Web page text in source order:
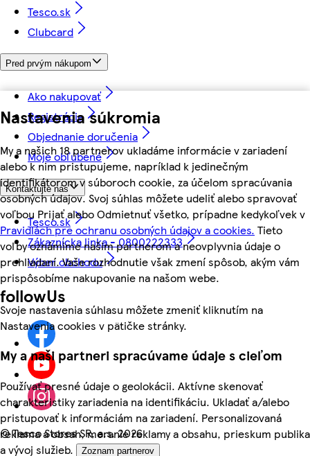
Nastavenia súkromia
My a našich 18 partnerov ukladáme informácie v zariadení
alebo k nim pristupujeme, napríklad k jedinečným
identifikátorom v súboroch cookie, za účelom spracúvania
osobných údajov. Svoj súhlas môžete udeliť alebo spravovať
voľbou Prijať alebo Odmietnuť všetko, prípadne kedykoľvek v
Pravidlách pre ochranu osobných údajov a cookies. Tieto
voľby oznámime našim partnerom a neovplyvnia údaje o
prehliadaní. Vaše rozhodnutie však zmení spôsob, akým vám
prispôsobíme nakupovanie na našom webe.
Svoje nastavenia súhlasu môžete zmeniť kliknutím na
Nastavenia cookies v pätičke stránky.
My a naši partneri spracúvame údaje s cieľom
Používať presné údaje o geolokácii. Aktívne skenovať
charakteristiky zariadenia na identifikáciu. Ukladať a/alebo
pristupovať k informáciám na zariadení. Personalizovaná
reklama a obsah, meranie reklamy a obsahu, prieskum publika
a vývoj služieb.
Zoznam partnerov
Tesco.sk
Clubcard
Pred prvým nákupom
Ako nakupovať
Registrácia
Objednanie doručenia
Moje obľúbené
Kontaktujte nás
Tesco.sk
Zákaznícka linka - 0800222333
Výber obchodu
followUs
©Tesco Stores SR, a.s. 2026